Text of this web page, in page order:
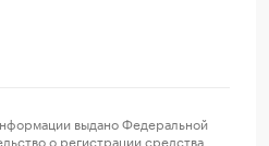
выдано Федеральной
о регистрации средства